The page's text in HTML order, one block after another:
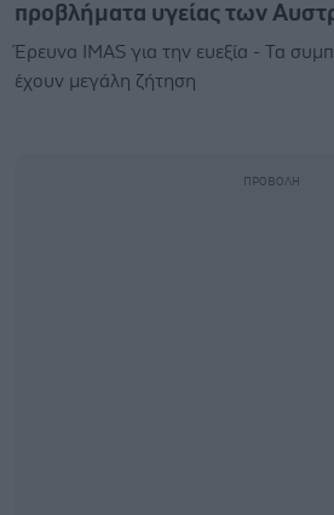
προβλήματα υγείας των
Έρευνα IMAS για την ευεξία - Τα
έχουν μεγάλη ζήτηση